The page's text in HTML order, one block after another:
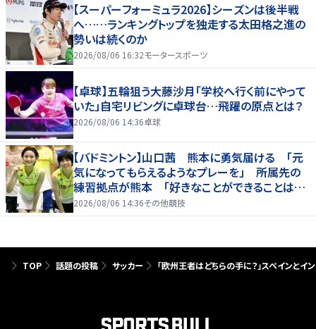
【スーパーフォーミュラ2026】シーズンは後半戦
へ……ランキングトップを独走する太田格之進の
勢いは続くのか
2026/08/06 16:32モータースポーツ
【卓球】五輪狙う大藤沙月「学校へ行く前にやって
いた」自宅リビングに卓球台…飛躍の原点とは？
2026/08/06 14:36卓球
【バドミントン】山口茜 熊本に勇気届ける 「元
気になってもらえるようなプレーを」 所属先の
練習拠点が熊本 「好きなことができることは当
たり前じゃない」
2026/08/06 14:36その他競技
TOP 話題の投稿 サッカー 「欧州王者はどちらの手に？」スペインと